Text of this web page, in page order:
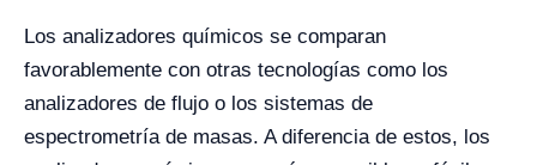
Los analizadores químicos se comparan
favorablemente con otras tecnologías como los
analizadores de flujo o los sistemas de
espectrometría de masas. A diferencia de estos, los